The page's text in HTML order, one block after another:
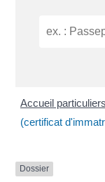
Accueil particuliers
(certificat
Dossier